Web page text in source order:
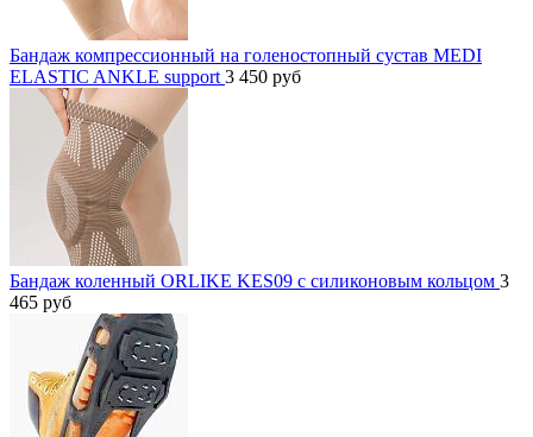
Бандаж компрессионный на голеностопный сустав MEDI
ELASTIC ANKLE support 3 450 руб
Бандаж коленный ORLIKE KES09 c силиконовым кольцом 3
465 руб